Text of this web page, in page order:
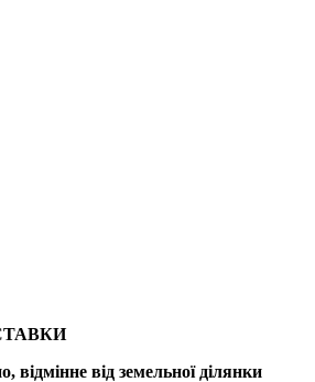
відмінне від земельної ділянки